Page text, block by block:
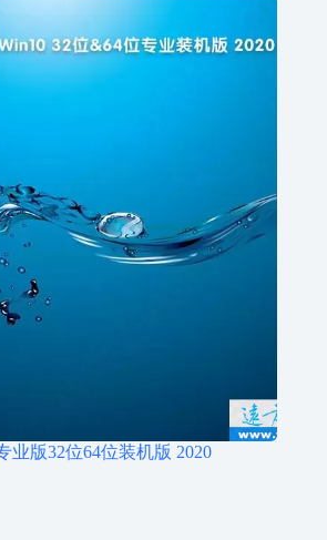
业版32位64位装机版 2020